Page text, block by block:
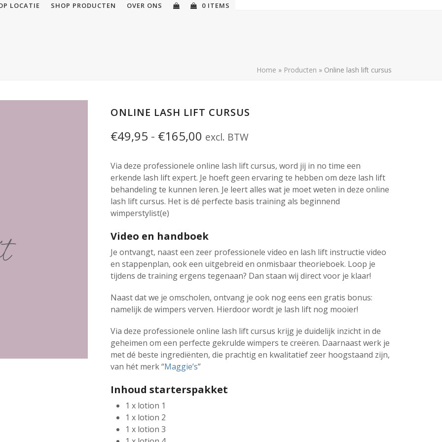
LOCATIE SHOP PRODUCTEN OVER ONS 0 ITEMS
Home » Producten » Online lash lift cursus
ONLINE LASH LIFT CURSUS
€49,95 - €165,00 Prijsklasse:
tot
€165,00
excl. BTW
Via deze professionele online lash lift cursus, word jij in no time een
erkende lash lift expert. Je hoeft geen ervaring te hebben om deze lash lift
behandeling te kunnen leren. Je leert alles wat je moet weten in deze online
lash lift cursus. Het is dé perfecte basis training als beginnend
wimperstylist(e)
Video en handboek
Je ontvangt, naast een zeer professionele video en lash lift instructie video
en stappenplan, ook een uitgebreid en onmisbaar theorieboek. Loop je
tijdens de training ergens tegenaan? Dan staan wij direct voor je klaar!
Naast dat we je omscholen, ontvang je ook nog eens een gratis bonus:
namelijk de wimpers verven. Hierdoor wordt je lash lift nog mooier!
Via deze professionele online lash lift cursus krijg je duidelijk inzicht in de
geheimen om een perfecte gekrulde wimpers te creëren. Daarnaast werk je
met dé beste ingrediënten, die prachtig en kwalitatief zeer hoogstaand zijn,
van hét merk “Maggie’s”
Inhoud starterspakket
1 x lotion 1
1 x lotion 2
1 x lotion 3